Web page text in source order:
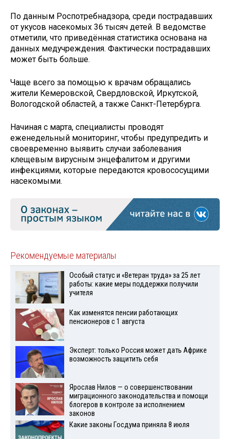
По данным Роспотребнадзора, среди пострадавших
от укусов насекомых 36 тысяч детей. В ведомстве
отметили, что приведённая статистика основана на
данных медучреждения. Фактически пострадавших
может быть больше.
Чаще всего за помощью к врачам обращались
жители Кемеровской, Свердловской, Иркутской,
Вологодской областей, а также Санкт-Петербурга.
Начиная с марта, специалисты проводят
еженедельный мониторинг, чтобы предупредить и
своевременно выявить случаи заболевания
клещевым вирусным энцефалитом и другими
инфекциями, которые передаются кровососущими
насекомыми.
Рекомендуемые материалы
Особый статус и «Ветеран труда» за 25 лет
работы: какие меры поддержки получили
учителя
Как изменятся пенсии работающих
пенсионеров с 1 августа
Эксперт: только Россия может дать Африке
возможность защитить себя
Ярослав Нилов — о совершенствовании
миграционного законодательства и помощи
блогеров в контроле за исполнением
законов
Какие законы Госдума приняла 8 июля